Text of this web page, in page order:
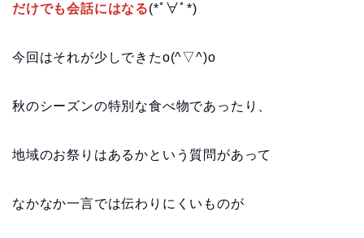
だけでも会話にはなる(*ﾟ∀ﾟ*)
今回はそれが少しできたo(^▽^)o
秋のシーズンの特別な食べ物であったり、
地域のお祭りはあるかという質問があって
なかなか一言では伝わりにくいものが